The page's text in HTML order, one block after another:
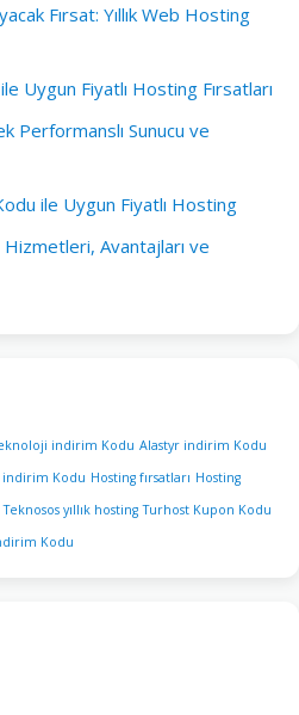
Fırsat: Yıllık Web Hosting
Uygun Fiyatlı Hosting Fırsatları
Performanslı Sunucu ve
ile Uygun Fiyatlı Hosting
Avantajları ve
indirim Kodu Alastyr indirim Kodu
indirim Kodu Hosting fırsatları Hosting
Teknosos yıllık hosting Turhost Kupon Kodu
Kodu